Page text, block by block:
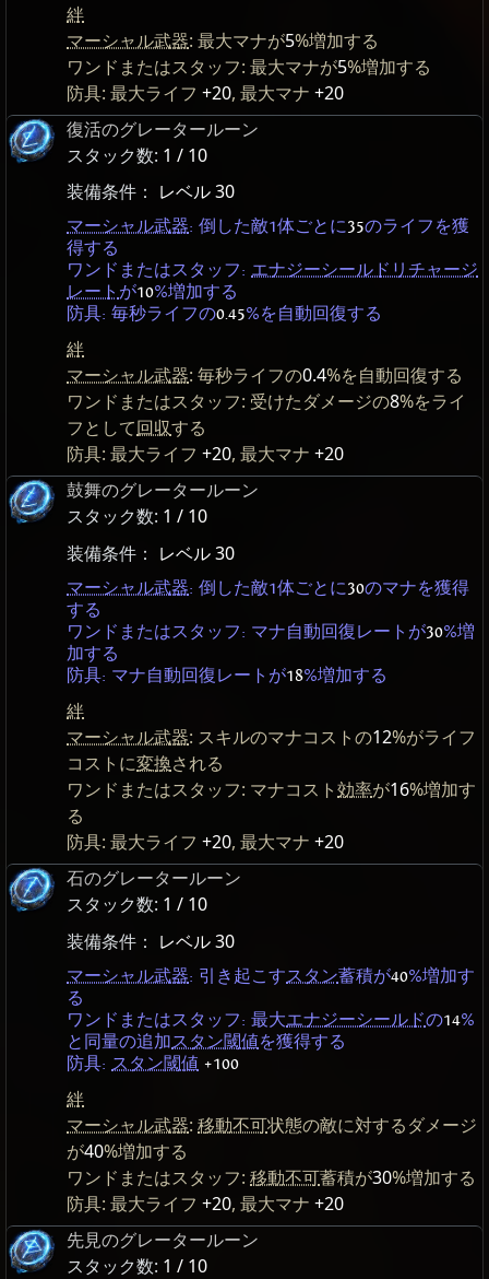
絆
マーシャル武器: 最大マナが5%増加する
ワンドまたはスタッフ: 最大マナが5%増加する
防具: 最大ライフ +20, 最大マナ +20
復活のグレータールーン
スタック数: 1 / 10
装備条件： レベル 30
マーシャル武器: 倒した敵1体ごとに35のライフを獲
得する
ワンドまたはスタッフ: エナジーシールドリチャージ
レート が10%増加する
防具: 毎秒ライフの0.45%を自動回復する
絆
マーシャル武器: 毎秒ライフの0.4%を自動回復する
ワンドまたはスタッフ: 受けたダメージの8%をライ
フとして回収する
防具: 最大ライフ +20, 最大マナ +20
鼓舞のグレータールーン
スタック数: 1 / 10
装備条件： レベル 30
マーシャル武器: 倒した敵1体ごとに30のマナを獲得
する
ワンドまたはスタッフ: マナ自動回復レートが30%増
加する
防具: マナ自動回復レートが18%増加する
絆
マーシャル武器: スキルのマナコストの12%がライフ
コストに変換される
ワンドまたはスタッフ: マナコスト効率が16%増加す
る
防具: 最大ライフ +20, 最大マナ +20
石のグレータールーン
スタック数: 1 / 10
装備条件： レベル 30
マーシャル武器: 引き起こすスタン蓄積が40%増加す
る
ワンドまたはスタッフ: 最大エナジーシールドの14%
と同量の追加スタン閾値を獲得する
防具: スタン閾値 +100
絆
マーシャル武器: 移動不可状態の敵に対するダメージ
が40%増加する
ワンドまたはスタッフ: 移動不可蓄積が30%増加する
防具: 最大ライフ +20, 最大マナ +20
先見のグレータールーン
スタック数: 1 / 10